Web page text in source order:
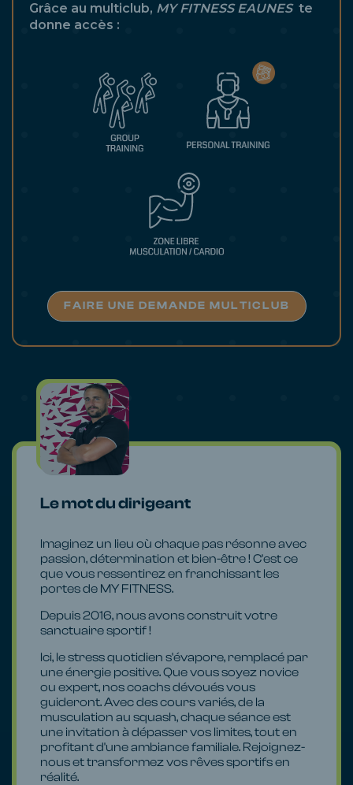
Grâce au multiclub, MY FITNESS EAUNES te
donne accès :
FAIRE UNE DEMANDE MULTICLUB
Le mot du dirigeant
Imaginez un lieu où chaque pas résonne avec
passion, détermination et bien-être ! C'est ce
que vous ressentirez en franchissant les
portes de MY FITNESS.
Depuis 2016, nous avons construit votre
sanctuaire sportif !
Ici, le stress quotidien s'évapore, remplacé par
une énergie positive. Que vous soyez novice
ou expert, nos coachs dévoués vous
guideront. Avec des cours variés, de la
musculation au squash, chaque séance est
une invitation à dépasser vos limites, tout en
profitant d'une ambiance familiale. Rejoignez-
nous et transformez vos rêves sportifs en
réalité.